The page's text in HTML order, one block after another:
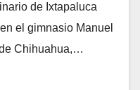
de Ixtapaluca
el gimnasio Manuel
Chihuahua,…